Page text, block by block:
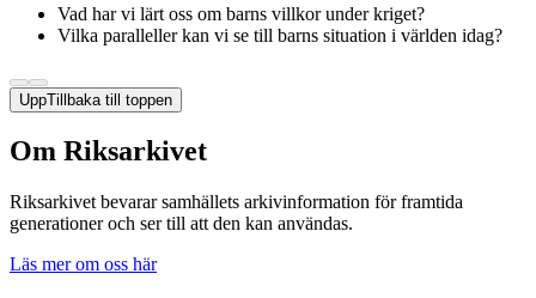
Vad har vi lärt oss om barns villkor under kriget?
Vilka paralleller kan vi se till barns situation i världen idag?
UppTillbaka till toppen
Om Riksarkivet
Riksarkivet bevarar samhällets arkivinformation för framtida
generationer och ser till att den kan användas.
Läs mer om oss här